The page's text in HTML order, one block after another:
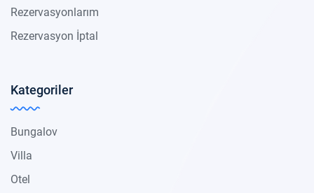
Rezervasyonlarım
Rezervasyon İptal
Kategoriler
Bungalov
Villa
Otel